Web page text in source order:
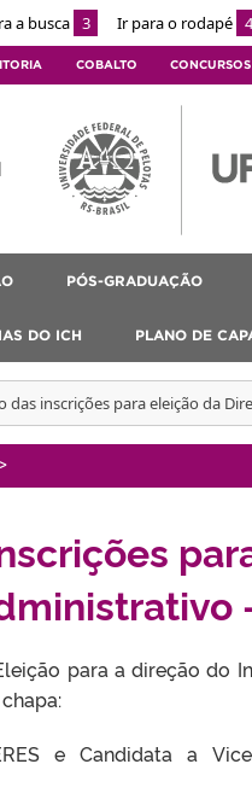
a busca 3 Ir para o rodapé 4
COBALTO CONCURSOS
PÓS-GRADUAÇÃO
DO ICH PLANO DE
das inscrições para eleição da
para a direção do
e Candidata a